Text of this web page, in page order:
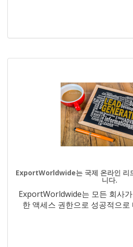
ExportWorldwide는 국제 온라인 리
니다.
ExportWorldwide는 모든 회사
한 액세스 권한으로 성공적으로